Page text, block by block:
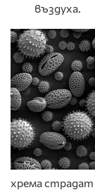
въздуха.
хрема страдат